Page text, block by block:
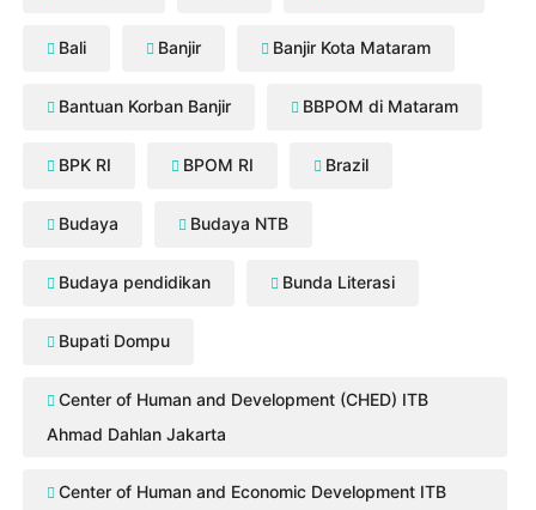
Bali Banjir Banjir Kota Mataram
Bantuan Korban Banjir BBPOM di Mataram
BPK RI BPOM RI Brazil
Budaya Budaya NTB
Budaya pendidikan Bunda Literasi
Bupati Dompu
Center of Human and Development (CHED) ITB
Ahmad Dahlan Jakarta
Center of Human and Economic Development ITB